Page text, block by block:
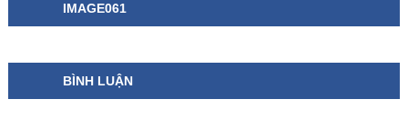
IMAGE061
BÌNH LUẬN